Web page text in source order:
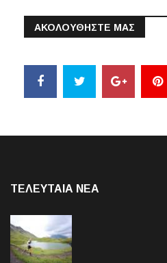
ΑΚΟΛΟΥΘΗΣΤΕ ΜΑΣ
ΤΕΛΕΥΤΑΙΑ NEA